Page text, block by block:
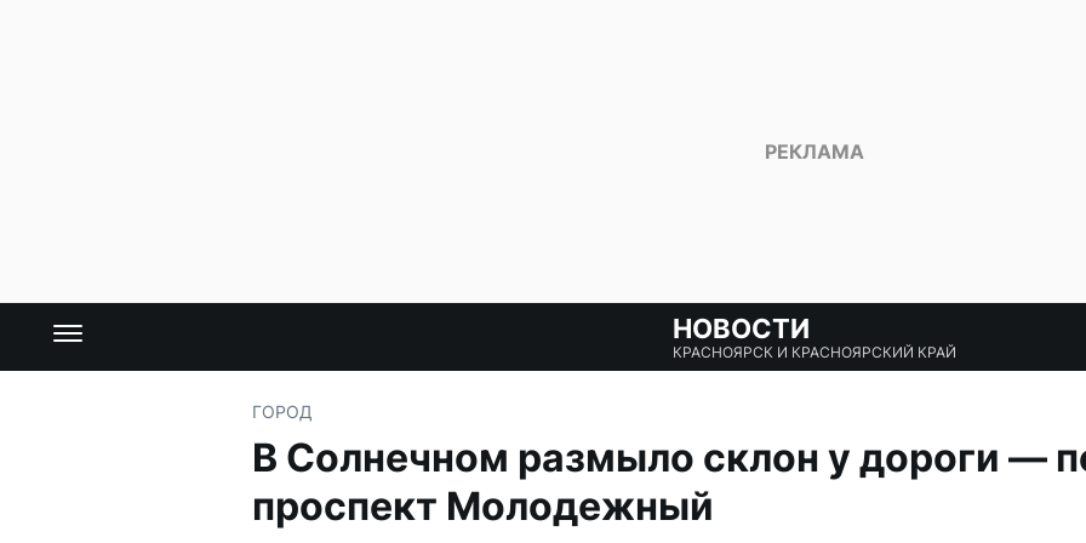
НОВОСТИ
КРАСНОЯРСК И КРАСНОЯРСКИЙ КРАЙ
ГОРОД
В Солнечном размыло склон у дороги —
проспект Молодежный